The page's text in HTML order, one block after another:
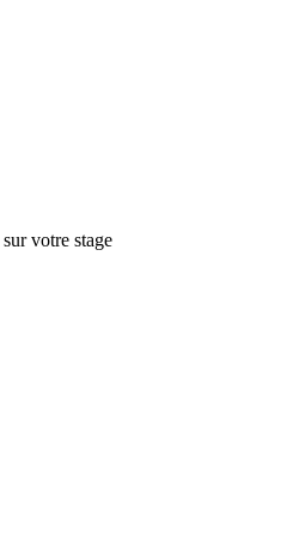
sur votre stage